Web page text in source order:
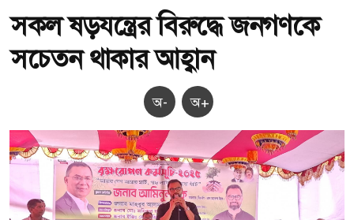
সকল ষড়যন্ত্রের বিরুদ্ধে জনগণকে
সচেতন থাকার আহ্বান
অ- অ+